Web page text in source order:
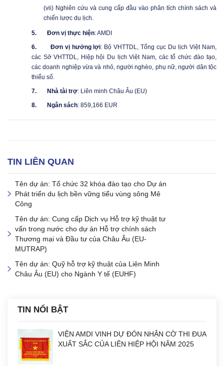
(vii) Nghiên cứu và cung cấp đầu vào phân tích chính sách và
chiến lược du lịch.
5. Đơn vị thực hiện: AMDI
6. Đơn vị hưởng lợi: Bộ VHTTDL, Tổng cục Du lịch Việt Nam,
các Sở VHTTDL, Hiệp hội Du lịch Việt Nam, các tổ chức đào tạo,
các doanh nghiệp vừa và nhỏ, người nghèo, phụ nữ, người dân tộc
thiểu số.
7.
Nhà tài trợ: Liên minh Châu Âu (EU)
8.
Ngân sách: 859,166 EUR
TIN LIÊN QUAN
Tên dự án: Tổ chức 32 khóa đào tạo cho Dự án
Phát triển du lịch bền vững tiểu vùng sông Mê
Công
Tên dự án: Cung cấp Dịch vụ Hỗ trợ kỹ thuật tư
vấn trong nước cho dự án Hỗ trợ chính sách
Thương mại và Đầu tư của Châu Âu (EU-
MUTRAP)
Tên dự án: Quỹ hỗ trợ kỹ thuật của Liên Minh
Châu Âu (EU) cho Ngành Y tế (EUHF)
TIN NỔI BẬT
VIỆN AMDI VINH DỰ ĐÓN NHẬN CỜ THI ĐUA
XUẤT SẮC CỦA LIÊN HIỆP HỘI NĂM 2025